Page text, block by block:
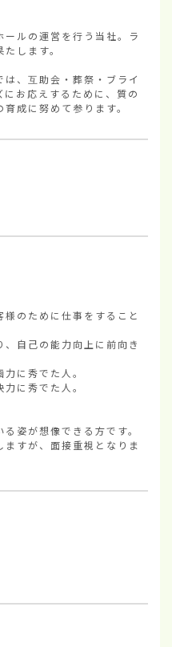
ルの運営を行う当社。ラ
します。
、互助会・葬祭・ブライ
お応えするために、質の
成に努めて参ります。
のために仕事をすること
自己の能力向上に前向き
に秀でた人。
に秀でた人。
姿が想像できる方です。
すが、面接重視となりま